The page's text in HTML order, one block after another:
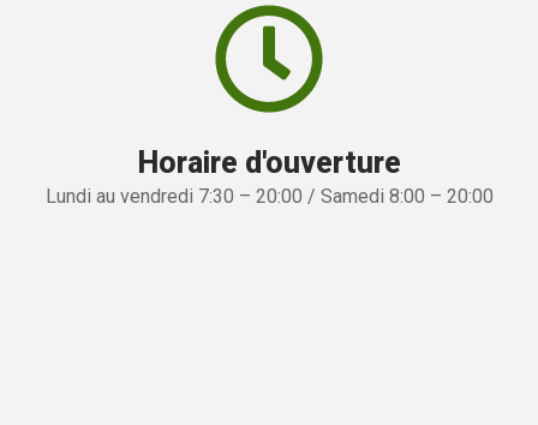
Horaire d'ouverture
Lundi au vendredi 7:30 – 20:00 / Samedi 8:00 – 20:00